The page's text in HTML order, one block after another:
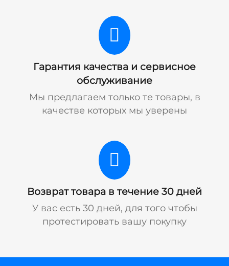
Гарантия качества и сервисное
обслуживание
Мы предлагаем только те товары, в
качестве которых мы уверены
Возврат товара в течение 30 дней
У вас есть 30 дней, для того чтобы
протестировать вашу покупку